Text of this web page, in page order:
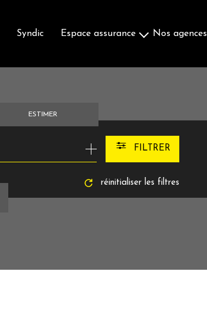
syndic espace assurance nos agences
ESTIMER
FILTRER
réinitialiser les filtres